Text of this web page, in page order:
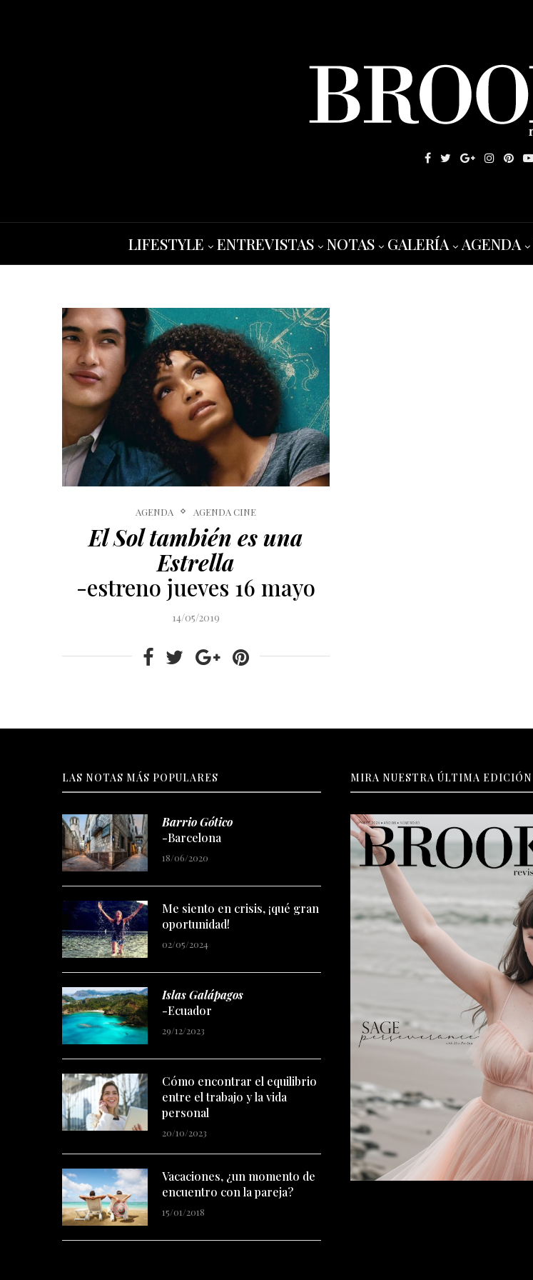
LIFESTYLE ENTREVISTAS NOTAS GALERÍA AGENDA
AGENDA AGENDA CINE
El Sol también es una
Estrella
-estreno jueves 16 mayo
14/05/2019
LAS NOTAS MÁS POPULARES
Barrio Gótico
-Barcelona
18/06/2020
Me siento en crisis, ¡qué gran
oportunidad!
02/05/2024
Islas Galápagos
-Ecuador
29/12/2023
Cómo encontrar el equilibrio
entre el trabajo y la vida
personal
20/10/2023
Vacaciones, ¿un momento de
encuentro con la pareja?
15/01/2018
MIRA NUESTRA ÚLTIMA EDICIÓN